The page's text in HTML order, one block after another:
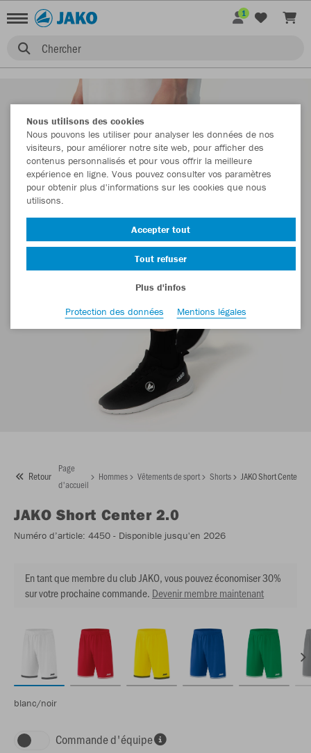
Chercher
1
Retour
Page
d'accueil
Hommes Vêtements de sport Shorts JAKO Short Center
JAKO Short Center 2.0
Numéro d’article: 4450 - Disponible jusqu'en 2026
En tant que membre du club JAKO, vous pouvez économiser 30%
sur votre prochaine commande. Devenir membre maintenant
blanc/noir
Commande d'équipe
Nous utilisons des cookies
Nous pouvons les utiliser pour analyser les données de nos
visiteurs, pour améliorer notre site web, pour afficher des
contenus personnalisés et pour vous offrir la meilleure
expérience en ligne. Vous pouvez consulter vos paramètres
pour obtenir plus d'informations sur les cookies que nous
utilisons.
Accepter tout
Tout refuser
Plus d'infos
Protection des données
Mentions légales